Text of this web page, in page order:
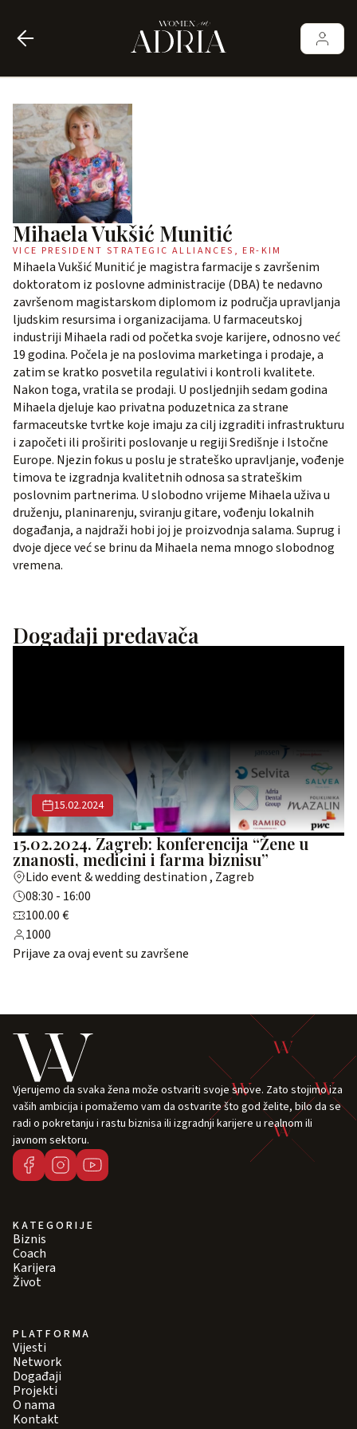
Mihaela Vukšić Munitić
VICE PRESIDENT STRATEGIC ALLIANCES, ER-KIM
Mihaela Vukšić Munitić je magistra farmacije s završenim
doktoratom iz poslovne administracije (DBA) te nedavno
završenom magistarskom diplomom iz područja upravljanja
ljudskim resursima i organizacijama. U farmaceutskoj
industriji Mihaela radi od početka svoje karijere, odnosno već
19 godina. Počela je na poslovima marketinga i prodaje, a
zatim se kratko posvetila regulativi i kontroli kvalitete.
Nakon toga, vratila se prodaji. U posljednjih sedam godina
Mihaela djeluje kao privatna poduzetnica za strane
farmaceutske tvrtke koje imaju za cilj izgraditi infrastrukturu
i započeti ili proširiti poslovanje u regiji Središnje i Istočne
Europe. Njezin fokus u poslu je strateško upravljanje, vođenje
timova te izgradnja kvalitetnih odnosa sa strateškim
poslovnim partnerima. U slobodno vrijeme Mihaela uživa u
druženju, planinarenju, sviranju gitare, vođenju lokalnih
događanja, a najdraži hobi joj je proizvodnja salama. Suprug i
dvoje djece već se brinu da Mihaela nema mnogo slobodnog
vremena.
Događaji predavača
15.02.2024
15.02.2024. Zagreb: konferencija “Žene u
znanosti, medicini i farma biznisu”
Lido event & wedding destination , Zagreb
08:30 - 16:00
100.00 €
1000
Prijave za ovaj event su završene
Vjerujemo da svaka žena može ostvariti svoje snove. Zato stojimo iza
vaših ambicija i pomažemo vam da ostvarite što god želite, bilo da se
radi o pokretanju i rastu biznisa ili izgradnji karijere u realnom ili
javnom sektoru.
KATEGORIJE
Biznis
Coach
Karijera
Život
PLATFORMA
Vijesti
Network
Događaji
Projekti
O nama
Kontakt